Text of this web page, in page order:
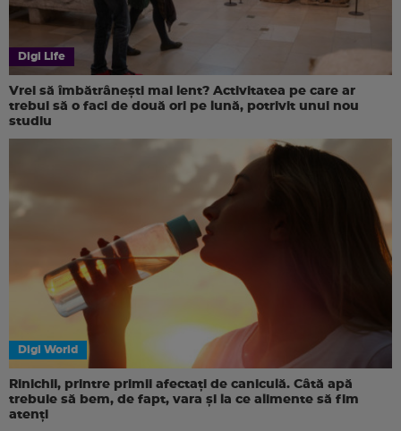
Digi Life
Vrei să îmbătrânești mai lent? Activitatea pe care ar
trebui să o faci de două ori pe lună, potrivit unui nou
studiu
Digi World
Rinichii, printre primii afectați de caniculă. Câtă apă
trebuie să bem, de fapt, vara și la ce alimente să fim
atenți